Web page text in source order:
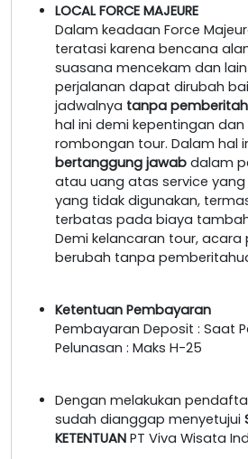
LOCAL FORCE MAJEURE
Dalam keadaan Force
teratasi karena bencana
suasana mencekam dan
perjalanan dapat dirubah
jadwalnya tanpa
hal ini demi kepentingan
rombongan tour. Dalam hal
bertanggung jawab dalam
atau uang atas service
yang tidak digunakan,
terbatas pada biaya
Demi kelancaran tour,
berubah tanpa
Ketentuan Pembayaran
Pembayaran Deposit : Saat
Pelunasan : Maks H-25
Dengan melakukan
sudah dianggap menyetujui
KETENTUAN PT Viva Wisata